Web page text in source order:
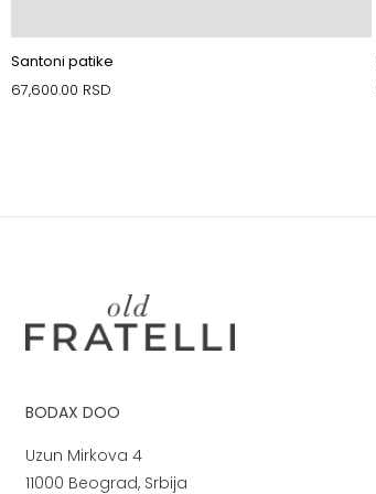
Santoni patike
67,600.00 RSD
BODAX DOO
Uzun Mirkova 4
11000 Beograd, Srbija